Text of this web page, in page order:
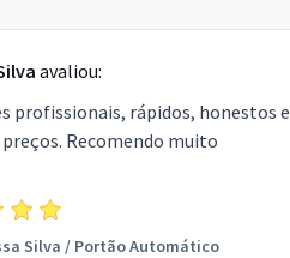
avaliou:
profissionais, rápidos, honestos e
Recomendo muito
Silva / Portão Automático